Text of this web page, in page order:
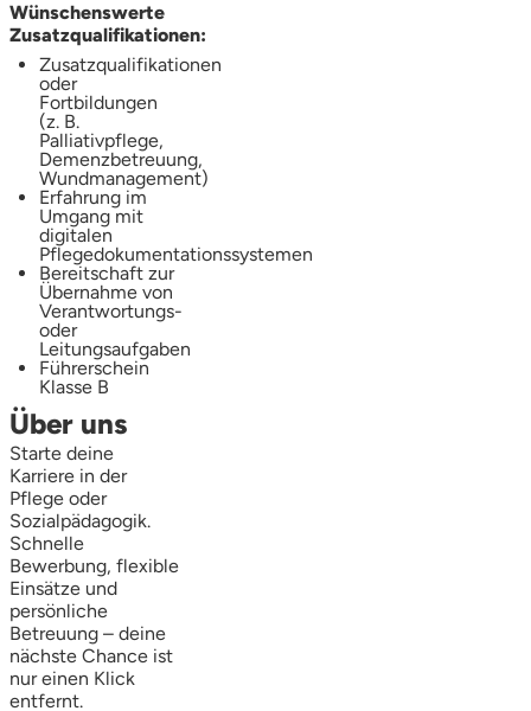
Wünschenswerte
Zusatzqualifikationen:
Zusatzqualifikationen
oder
Fortbildungen
(z. B.
Palliativpflege,
Demenzbetreuung,
Wundmanagement)
Erfahrung im
Umgang mit
digitalen
Pflegedokumentationssystemen
Bereitschaft zur
Übernahme von
Verantwortungs-
oder
Leitungsaufgaben
Führerschein
Klasse B
Über uns
Starte deine
Karriere in der
Pflege oder
Sozialpädagogik.
Schnelle
Bewerbung, flexible
Einsätze und
persönliche
Betreuung – deine
nächste Chance ist
nur einen Klick
entfernt.